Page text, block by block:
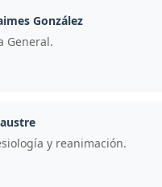
González
General.
y reanimación.